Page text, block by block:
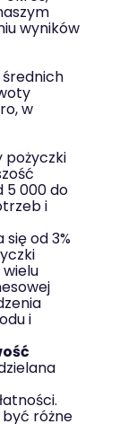
wyników
średnich
w
pożyczki
5 000 do
i
od 3%
i
różne